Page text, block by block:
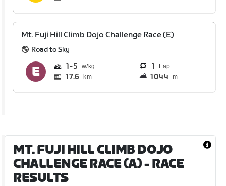
Mt. Fuji Hill Climb Dojo Challenge Race (E)
Road to Sky
1 5 1 Lap
17.6 km 1044 m
MT. FUJI HILL CLIMB DOJO
CHALLENGE RACE (A)- RACE
RESULTS